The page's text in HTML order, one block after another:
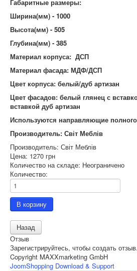
Габаритные размеры:
Ширина(мм) - 1000
Высота(мм) - 505
Глубина(мм) - 385
Материал корпуса: ДСП
Материал фасада: МДФ/ДСП
Цвет корпуса: белый/дуб артизан
Цвет фасадов: белый глянец с
вставкой дуб артизан
Используются направляющие
Производитель: Світ Меблів
Производитель: Світ Меблів
Цена: 1270 грн
Количество на складе: Неограничено
Количество:
Отзыв
Зарегистрируйтесь, чтобы создать отзыв.
Copyright MAXXmarketing GmbH
JoomShopping Download & Support